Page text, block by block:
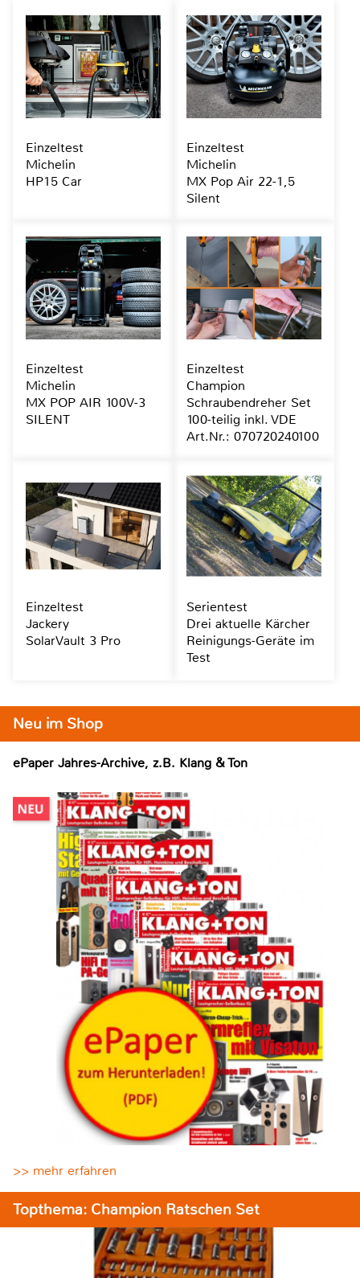
Neu im Shop
ePaper Jahres-Archive, z.B. Klang & Ton
>> mehr erfahren
Topthema: Champion Ratschen Set
Einzeltest
Michelin
HP15 Car
Einzeltest
Michelin
MX Pop Air 22-1,5
Silent
Einzeltest
Michelin
MX POP AIR 100V-3
SILENT
Einzeltest
Champion
Schraubendreher Set
100-teilig inkl. VDE
Art.Nr.: 070720240100
Einzeltest
Jackery
SolarVault 3 Pro
Serientest
Drei aktuelle Kärcher
Reinigungs-Geräte im
Test